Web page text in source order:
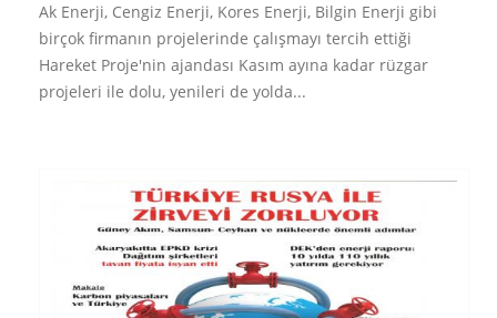
Ak Enerji, Cengiz Enerji, Kores Enerji, Bilgin Enerji gibi
birçok firmanın projelerinde çalışmayı tercih ettiği
Hareket Proje'nin ajandası Kasım ayına kadar rüzgar
projeleri ile dolu, yenileri de yolda...